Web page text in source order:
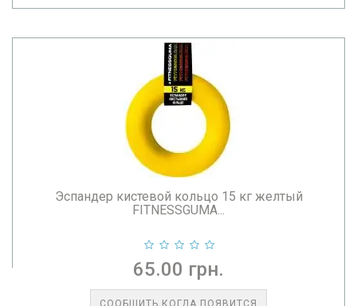
Эспандер кистевой кольцо 15 кг желтый
FITNESSGUMA...
65.00 грн.
СООБЩИТЬ КОГДА ПОЯВИТСЯ